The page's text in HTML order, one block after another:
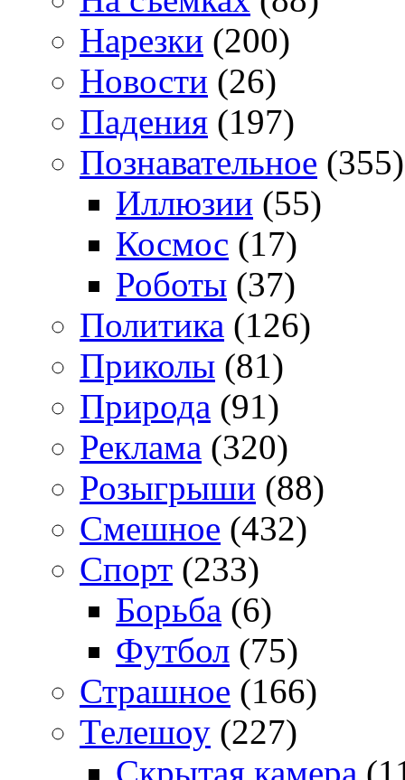
Нарезки (200)
Новости (26)
Падения (197)
Познавательное (355)
Иллюзии (55)
Космос (17)
Роботы (37)
Политика (126)
Приколы (81)
Природа (91)
Реклама (320)
Розыгрыши (88)
Смешное (432)
Спорт (233)
Борьба (6)
Футбол (75)
Страшное (166)
Телешоу (227)
Скрытая камера